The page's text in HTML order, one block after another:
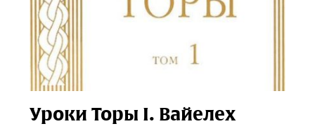
Уроки Торы I. Вайелех